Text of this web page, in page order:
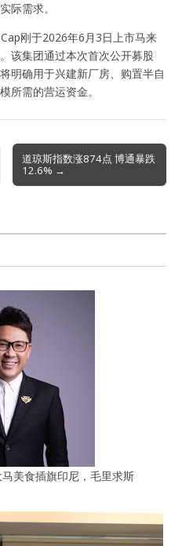
际需求。
刚于2026年6月3日上市马来
该集团通过本次首次公开募股
明确用于兴建新厂房、购置半自
所需的营运资金。
道琼斯指数涨874点 博通暴跌
12.6% →
美食插旗印尼，毛里求斯